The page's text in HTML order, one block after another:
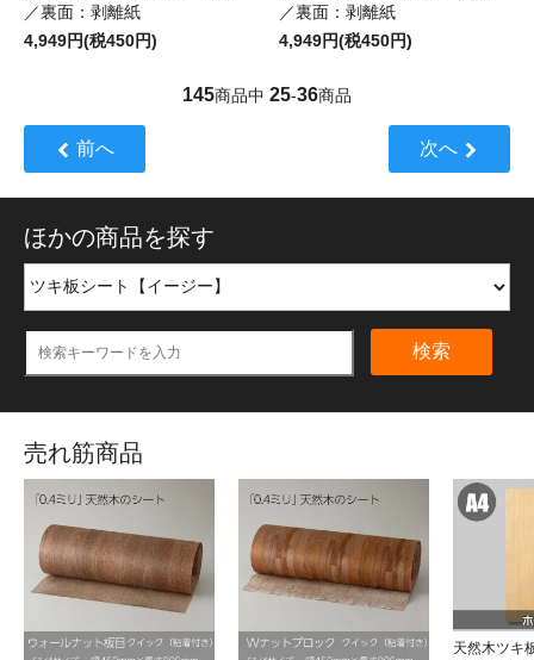
／裏面：剥離紙
4,949円(税450円)
／裏面：剥離紙
4,949円(税450円)
145商品中 25-36商品
前へ 次へ
ほかの商品を探す
検索
売れ筋商品
天然木ツキ